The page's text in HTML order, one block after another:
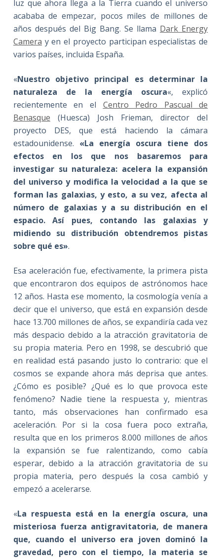
luz que ahora llega a la Tierra cuando el universo
acababa de empezar, pocos miles de millones de
años después del Big Bang. Se llama Dark Energy
Camera y en el proyecto participan especialistas de
varios países, incluida España.
«Nuestro objetivo principal es determinar la
naturaleza de la energía oscura«, explicó
recientemente en el Centro Pedro Pascual de
Benasque (Huesca) Josh Frieman, director del
proyecto DES, que está haciendo la cámara
estadounidense. «La energía oscura tiene dos
efectos en los que nos basaremos para
investigar su naturaleza: acelera la expansión
del universo y modifica la velocidad a la que se
forman las galaxias, y esto, a su vez, afecta al
número de galaxias y a su distribución en el
espacio. Así pues, contando las galaxias y
midiendo su distribución obtendremos pistas
sobre qué es».
Esa aceleración fue, efectivamente, la primera pista
que encontraron dos equipos de astrónomos hace
12 años. Hasta ese momento, la cosmología venía a
decir que el universo, que está en expansión desde
hace 13.700 millones de años, se expandiría cada vez
más despacio debido a la atracción gravitatoria de
su propia materia. Pero en 1998, se descubrió que
en realidad está pasando justo lo contrario: que el
cosmos se expande ahora más deprisa que antes.
¿Cómo es posible? ¿Qué es lo que provoca este
fenómeno? Nadie tiene la respuesta y, mientras
tanto, más observaciones han confirmado esa
aceleración. Por si la cosa fuera poco extraña,
resulta que en los primeros 8.000 millones de años
la expansión se fue ralentizando, como cabía
esperar, debido a la atracción gravitatoria de su
propia materia, pero después la cosa cambió y
empezó a acelerarse.
«La respuesta está en la energía oscura, una
misteriosa fuerza antigravitatoria, de manera
que, cuando el universo era joven dominó la
gravedad, pero con el tiempo, la materia se